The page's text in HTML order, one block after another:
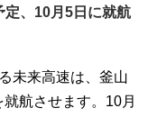
、10月5日に就航
未来高速は、釜山
航させます。10月